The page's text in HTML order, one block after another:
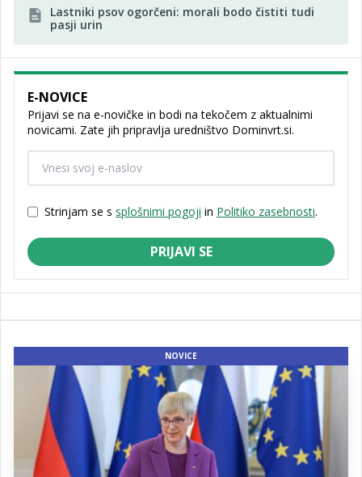
Lastniki psov ogorčeni: morali bodo čistiti tudi
pasji urin
E-NOVICE
Prijavi se na e-novičke in bodi na tekočem z aktualnimi
novicami. Zate jih pripravlja uredništvo Dominvrt.si.
Strinjam se s splošnimi pogoji in Politiko zasebnosti.
PRIJAVI SE
NOVICE